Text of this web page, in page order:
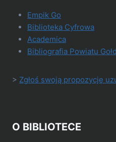
Empik Go
Biblioteka Cyfrowa
Academica
Bibliografia Powiatu
> Zgłoś swoją propozycję
O BIBLIOTECE